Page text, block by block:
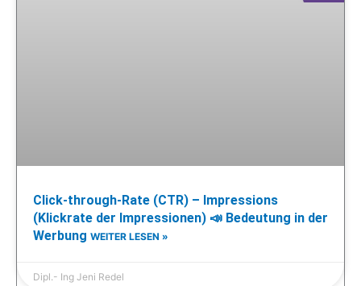
Click-through-Rate (CTR) – Impressions
(Klickrate der Impressionen) 📣 Bedeutung in der
Werbung WEITER LESEN »
Dipl.- Ing Jeni Redel